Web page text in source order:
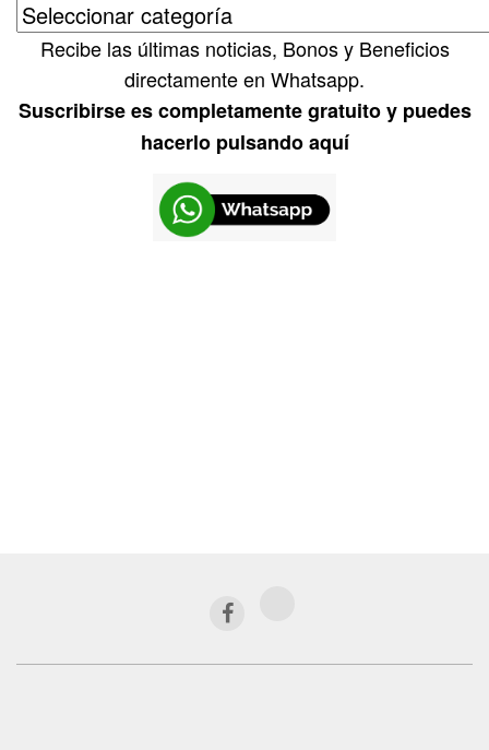
Recibe las últimas noticias, Bonos y Beneficios
directamente en Whatsapp.
Suscribirse es completamente gratuito y puedes
hacerlo pulsando aquí